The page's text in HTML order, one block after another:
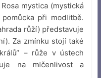
mystica (mystická
při modlitbě.
růží) představuje
Za zmínku stojí také
– růže v ústech
na mlčenlivost a